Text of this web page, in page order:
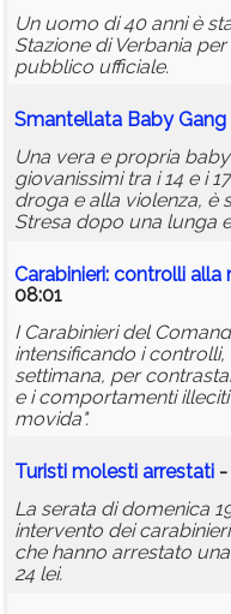
Un uomo di 40 anni è
Stazione di Verbania
pubblico ufficiale.
Smantellata Baby Gang
Una vera e propria
giovanissimi tra i 14 e i
droga e alla violenza, è
Stresa dopo una lunga
Carabinieri: controlli alla
08:01
I Carabinieri del
intensificando i
settimana, per
e i comportamenti
movida".
Turisti molesti arrestati -
La serata di domenica
intervento dei
che hanno arrestato
24 lei.